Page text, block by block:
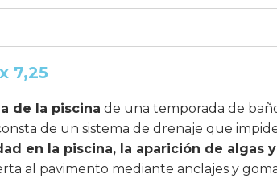
7,25
de la piscina de una temporada de
de un sistema de drenaje que
en la piscina, la aparición de algas
al pavimento mediante anclajes y